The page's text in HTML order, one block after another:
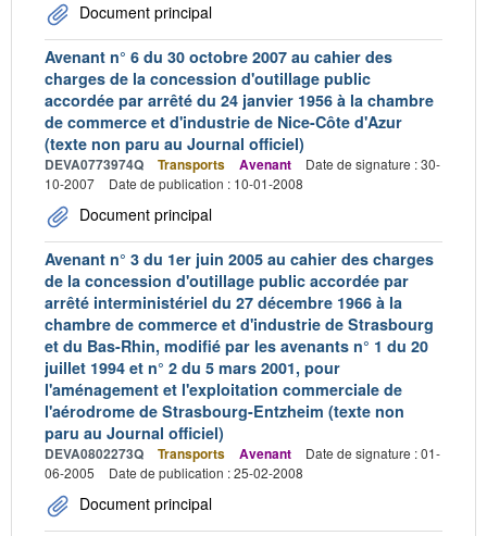
Document principal
Avenant n° 6 du 30 octobre 2007 au cahier des
charges de la concession d'outillage public
accordée par arrêté du 24 janvier 1956 à la chambre
de commerce et d'industrie de Nice-Côte d'Azur
(texte non paru au Journal officiel)
DEVA0773974Q Transports Avenant
Date de signature : 30-
10-2007
Date de publication : 10-01-2008
Document principal
Avenant n° 3 du 1er juin 2005 au cahier des charges
de la concession d'outillage public accordée par
arrêté interministériel du 27 décembre 1966 à la
chambre de commerce et d'industrie de Strasbourg
et du Bas-Rhin, modifié par les avenants n° 1 du 20
juillet 1994 et n° 2 du 5 mars 2001, pour
l'aménagement et l'exploitation commerciale de
l'aérodrome de Strasbourg-Entzheim (texte non
paru au Journal officiel)
DEVA0802273Q Transports Avenant
Date de signature : 01-
06-2005
Date de publication : 25-02-2008
Document principal